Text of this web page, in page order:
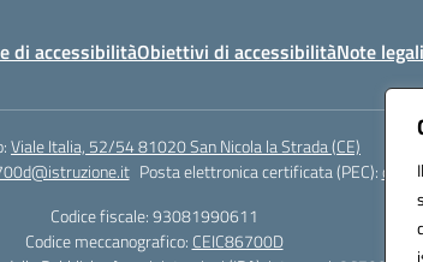
di accessibilitàObiettivi di accessibilitàNote legali
Viale Italia, 52/54 81020 San Nicola la Strada (CE)
Posta elettronica certificata (PEC):
Codice fiscale: 93081990611
Codice meccanografico: CEIC86700D